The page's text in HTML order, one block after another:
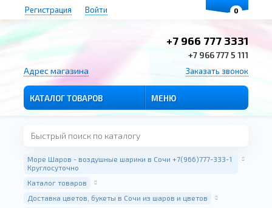
+7 966 777 3331
+7 966 777 5 111
Заказать звонок
Адрес магазина
Регистрация Войти
КАТАЛОГ ТОВАРОВ МЕНЮ
Море Шаров - воздушные шарики в Сочи +7(966)777-333-1
Круглосуточно
Каталог товаров
Доставка цветов, букеты в Сочи из шаров и цветов
0